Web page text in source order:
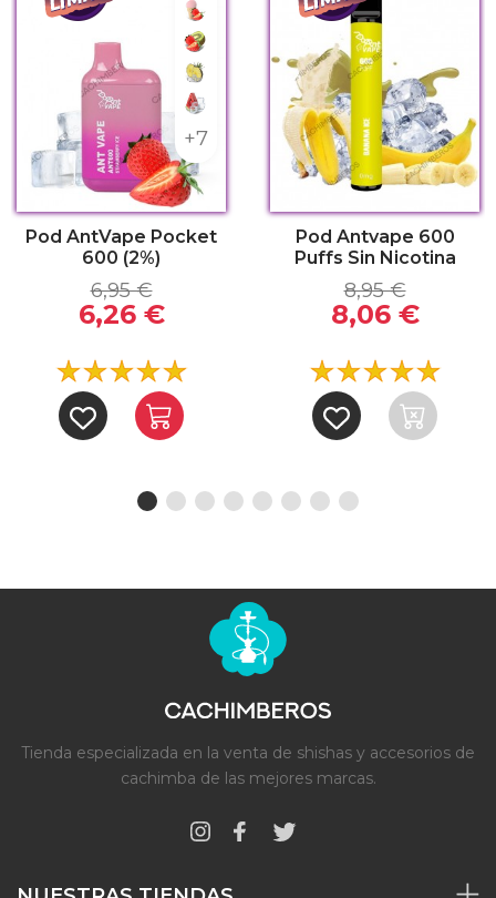
refrescante
Bubble Gum
refrescante
Helado de Fresa
Fresa Kiwi
Piña Refrescante
Sandía Refrescante
+7
Pod AntVape Pocket
600 (2%)
6,95 €
6,26 €
Pod Antvape 600
Puffs Sin Nicotina
8,95 €
8,06 €
Tienda especializada en la venta de shishas y accesorios de
cachimba de las mejores marcas.